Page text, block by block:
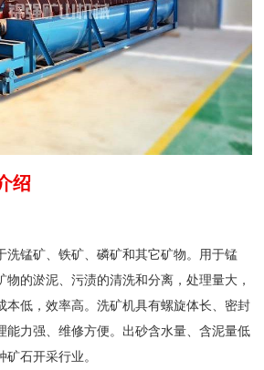
绍
洗锰矿、铁矿、磷矿和其它矿物。用于锰
物的淤泥、污渍的清洗和分离，处理量大，
本低，效率高。洗矿机具有螺旋体长、密封
能力强、维修方便。出砂含水量、含泥量低
石开采行业。